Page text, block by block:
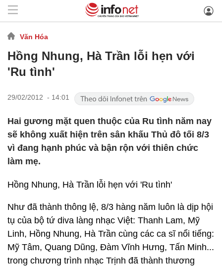
Văn Hóa
Hồng Nhung, Hà Trần lỗi hẹn với
'Ru tình'
29/02/2012 - 14:01
Hai gương mặt quen thuộc của Ru tình năm nay
sẽ không xuất hiện trên sân khấu Thủ đô tối 8/3
vì đang hạnh phúc và bận rộn với thiên chức
làm mẹ.
Hồng Nhung, Hà Trần lỗi hẹn với 'Ru tình'
Như đã thành thông lệ, 8/3 hàng năm luôn là dịp hội
tụ của bộ tứ diva làng nhạc Việt: Thanh Lam, Mỹ
Linh, Hồng Nhung, Hà Trần cùng các ca sĩ nổi tiếng:
Mỹ Tâm, Quang Dũng, Đàm Vĩnh Hưng, Tấn Minh...
trong chương trình nhạc Trịnh đã thành thương